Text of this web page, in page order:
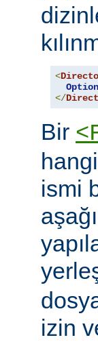
<
</
Bir
ismi
izin